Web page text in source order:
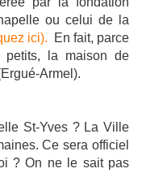
ou celui de la
ici).
En fait, parce
petits, la maison de
Armel).
St-Yves ? La Ville
Ce sera officiel
? On ne le sait pas